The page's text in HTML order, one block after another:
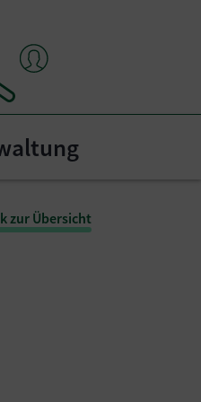
zur Übersicht